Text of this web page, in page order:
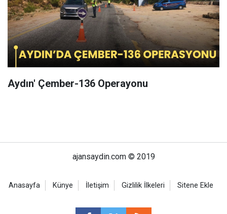
Aydın' Çember-136 Operayonu
ajansaydin.com © 2019
Anasayfa Künye İletişim Gizlilik İlkeleri Sitene Ekle